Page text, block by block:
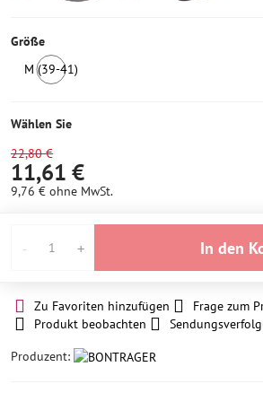
Größe
M (39-41)
auf
Wählen Sie
22,80 €
11,61 €
9,76 € ohne MwSt.
In den
Zu Favoriten hinzufügen
Frage zum
Produkt beobachten
Produzent: